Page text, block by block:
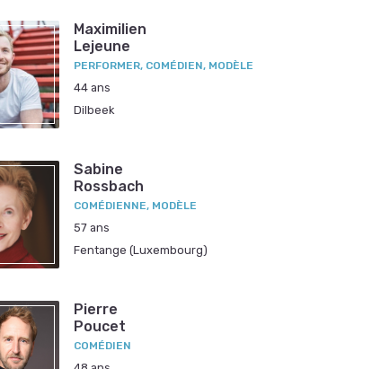
Maximilien
Lejeune
PERFORMER, COMÉDIEN, MODÈLE
44 ans
Dilbeek
Sabine
Rossbach
COMÉDIENNE, MODÈLE
57 ans
Fentange (Luxembourg)
Pierre
Poucet
COMÉDIEN